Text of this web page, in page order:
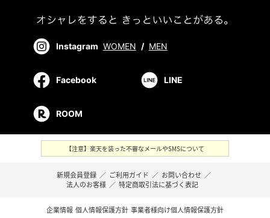
Instagram WOMEN / MEN
Facebook LINE
ROOM
【注意】楽天を装った不審なメールやSMSについて
新規会員登録 ／ ご利用ガイド ／ お問い合わせ ／
法人のお客様 ／ 特定商取引法に基づく表記
企業情報 個人情報保護方針 事業者様向け個人情報保護方針